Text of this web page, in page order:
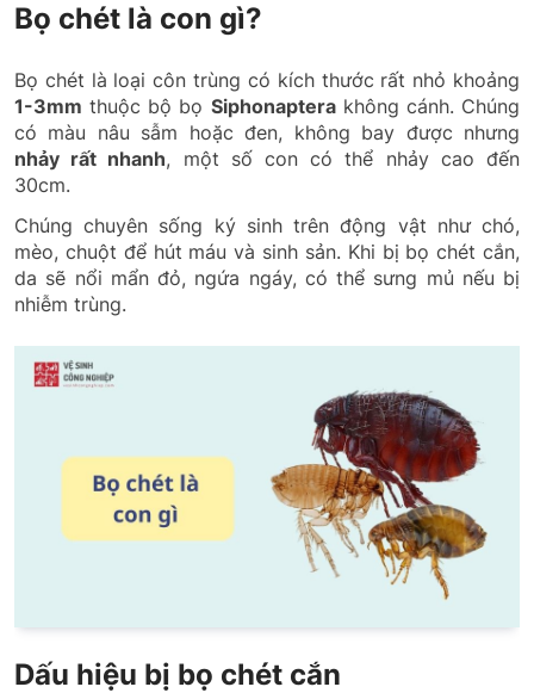
Bọ chét là con gì?
Bọ chét là loại côn trùng có kích thước rất nhỏ khoảng
1-3mm thuộc bộ bọ Siphonapterakhông cánh. Chúng
có màu nâu sẫm hoặc đen, không bay được nhưng
nhảy rất nhanh, một số con có thể nhảy cao đến
30cm.
Chúng chuyên sống ký sinh trên động vật như chó,
mèo, chuột để hút máu và sinh sản. Khi bị bọ chét cắn,
da sẽ nổi mẩn đỏ, ngứa ngáy, có thể sưng mủ nếu bị
nhiễm trùng.
Dấu hiệu bị bọ chét cắn